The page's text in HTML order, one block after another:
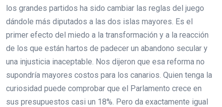
los grandes partidos ha sido cambiar las reglas del juego
dándole más diputados a las dos islas mayores. Es el
primer efecto del miedo a la transformación y a la reacción
de los que están hartos de padecer un abandono secular y
una injusticia inaceptable. Nos dijeron que esa reforma no
supondría mayores costos para los canarios. Quien tenga la
curiosidad puede comprobar que el Parlamento crece en
sus presupuestos casi un 18%. Pero da exactamente igual